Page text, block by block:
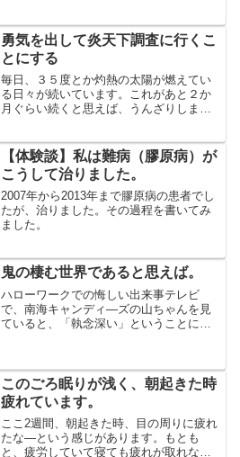
す。ハローワークで言われた言葉冒頭の
言葉は、私が６１歳の時、...
勇気を出して炎天下調査に行くこ
とにする
毎日、３５度とか灼熱の太陽が燃えてい
る日々が続いています。これがあと２か
月ぐらい続くと思えば、うんざりしま
の中でいます。テレビの熱中症搬送ニュ
ースを見聞きする度に、外出...
【体験談】私は難病（膠原病）が
こうして治りました。
2007年から2013年まで膠原病の患者でし
たが、治りました。その過程を書いてみ
ました。
鬼の棲む世界であると思えば。
ハローワークでの悔しい出来事テレビ
で、南海キャンディ―ズの山ちゃんを見
ていると、「執念深い」ということに関
ています。4年前の失業し...
このごろ眠りが浅く、朝起きた時
疲れています。
ここ2週間、朝起きた時、目の周りに疲れ
たな―という感じがあります。もとも
と、疲労していて寝ても疲れが取れない